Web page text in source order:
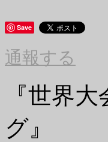
Save
通報する
『世界
グ』